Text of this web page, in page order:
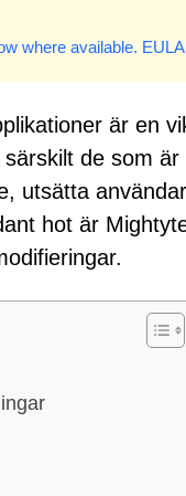
where available. EULA
är en
de som är
utsätta
hot är